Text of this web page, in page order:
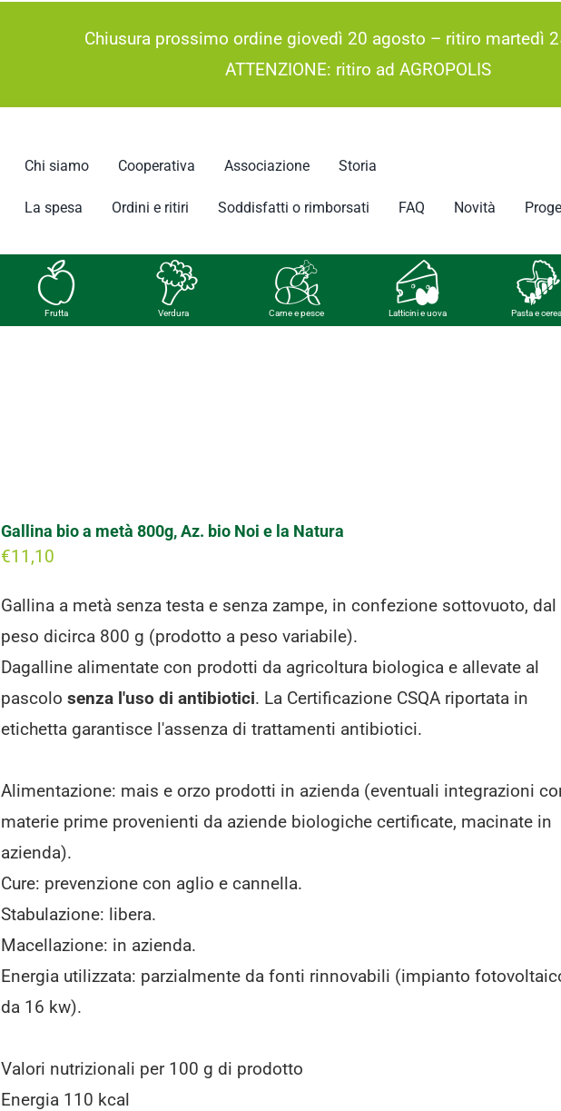
Chiusura prossimo ordine giovedì 20 agosto – ritiro martedì
ATTENZIONE: ritiro ad AGROPOLIS
Chi siamo Cooperativa Associazione Storia
La spesa Ordini e ritiri Soddisfatti o rimborsati FAQ Novità
Frutta Verdura Carne e pesce Latticini e uova Pasta e
Gallina bio a metà 800g, Az. bio Noi e la Natura
€11,10
Gallina a metà senza testa e senza zampe, in confezione sottovuoto, dal
peso dicirca 800 g (prodotto a peso variabile).
Dagalline alimentate con prodotti da agricoltura biologica e allevate al
pascolo senza l'uso di antibiotici. La Certificazione CSQA riportata in
etichetta garantisce l'assenza di trattamenti antibiotici.
Alimentazione: mais e orzo prodotti in azienda (eventuali integrazioni
materie prime provenienti da aziende biologiche certificate, macinate in
azienda).
Cure: prevenzione con aglio e cannella.
Stabulazione: libera.
Macellazione: in azienda.
Energia utilizzata: parzialmente da fonti rinnovabili (impianto
da 16 kw).
Valori nutrizionali per 100 g di prodotto
Energia 110 kcal